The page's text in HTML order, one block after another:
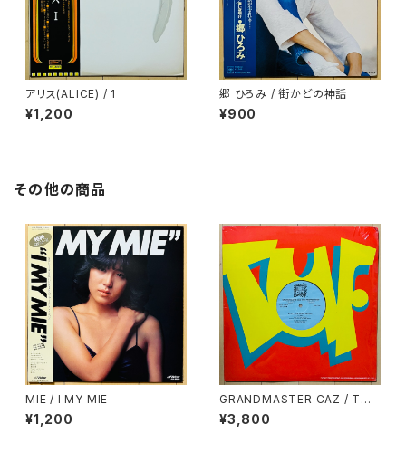
アリス(ALICE) / 1
¥1,200
郷 ひろみ / 街かどの神話
¥900
その他の商品
MIE / I MY MIE
¥1,200
GRANDMASTER CAZ / TO
ALL THE PARTY PEOPLE
¥3,800